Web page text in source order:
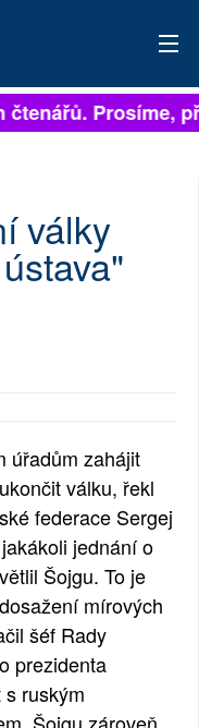
Prosíme,
války
úřadům zahájit
válku, řekl
federace Sergej
jednání o
Šojgu. To je
mírových
šéf Rady
prezidenta
ruským